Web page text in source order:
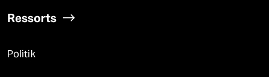
Ressorts
Politik